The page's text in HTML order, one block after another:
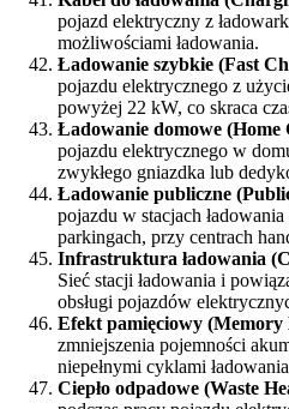
pojazd elektryczny z
możliwościami ładowania.
Ładowanie szybkie (Fast
pojazdu elektrycznego z
powyżej 22 kW, co skraca
Ładowanie domowe (Home
pojazdu elektrycznego w
zwykłego gniazdka lub
Ładowanie publiczne
pojazdu w stacjach
parkingach, przy centrach
Infrastruktura ładowania
Sieć stacji ładowania i
obsługi pojazdów
Efekt pamięciowy (Memory
zmniejszenia pojemności
niepełnymi cyklami
Ciepło odpadowe (Waste